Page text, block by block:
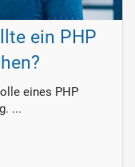
ein PHP
eines PHP
...